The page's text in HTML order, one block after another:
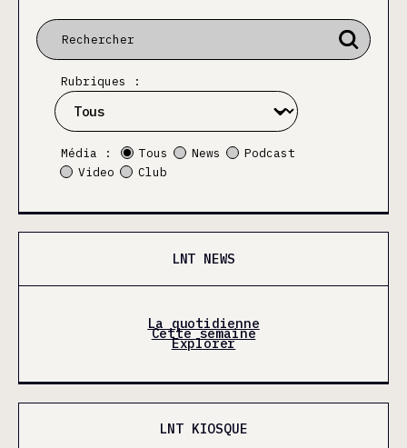
Rubriques :
Média : Tous News
Podcast
Video
Club
LNT NEWS
La quotidienne
Cette semaine
Explorer
LNT KIOSQUE